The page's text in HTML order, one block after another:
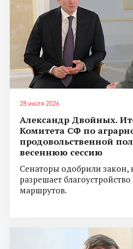
28 июля 2026
Александр Двойных.
Комитета СФ по
продовольственной
весеннюю сессию
Сенаторы одобрили закон,
разрешает
маршрутов.